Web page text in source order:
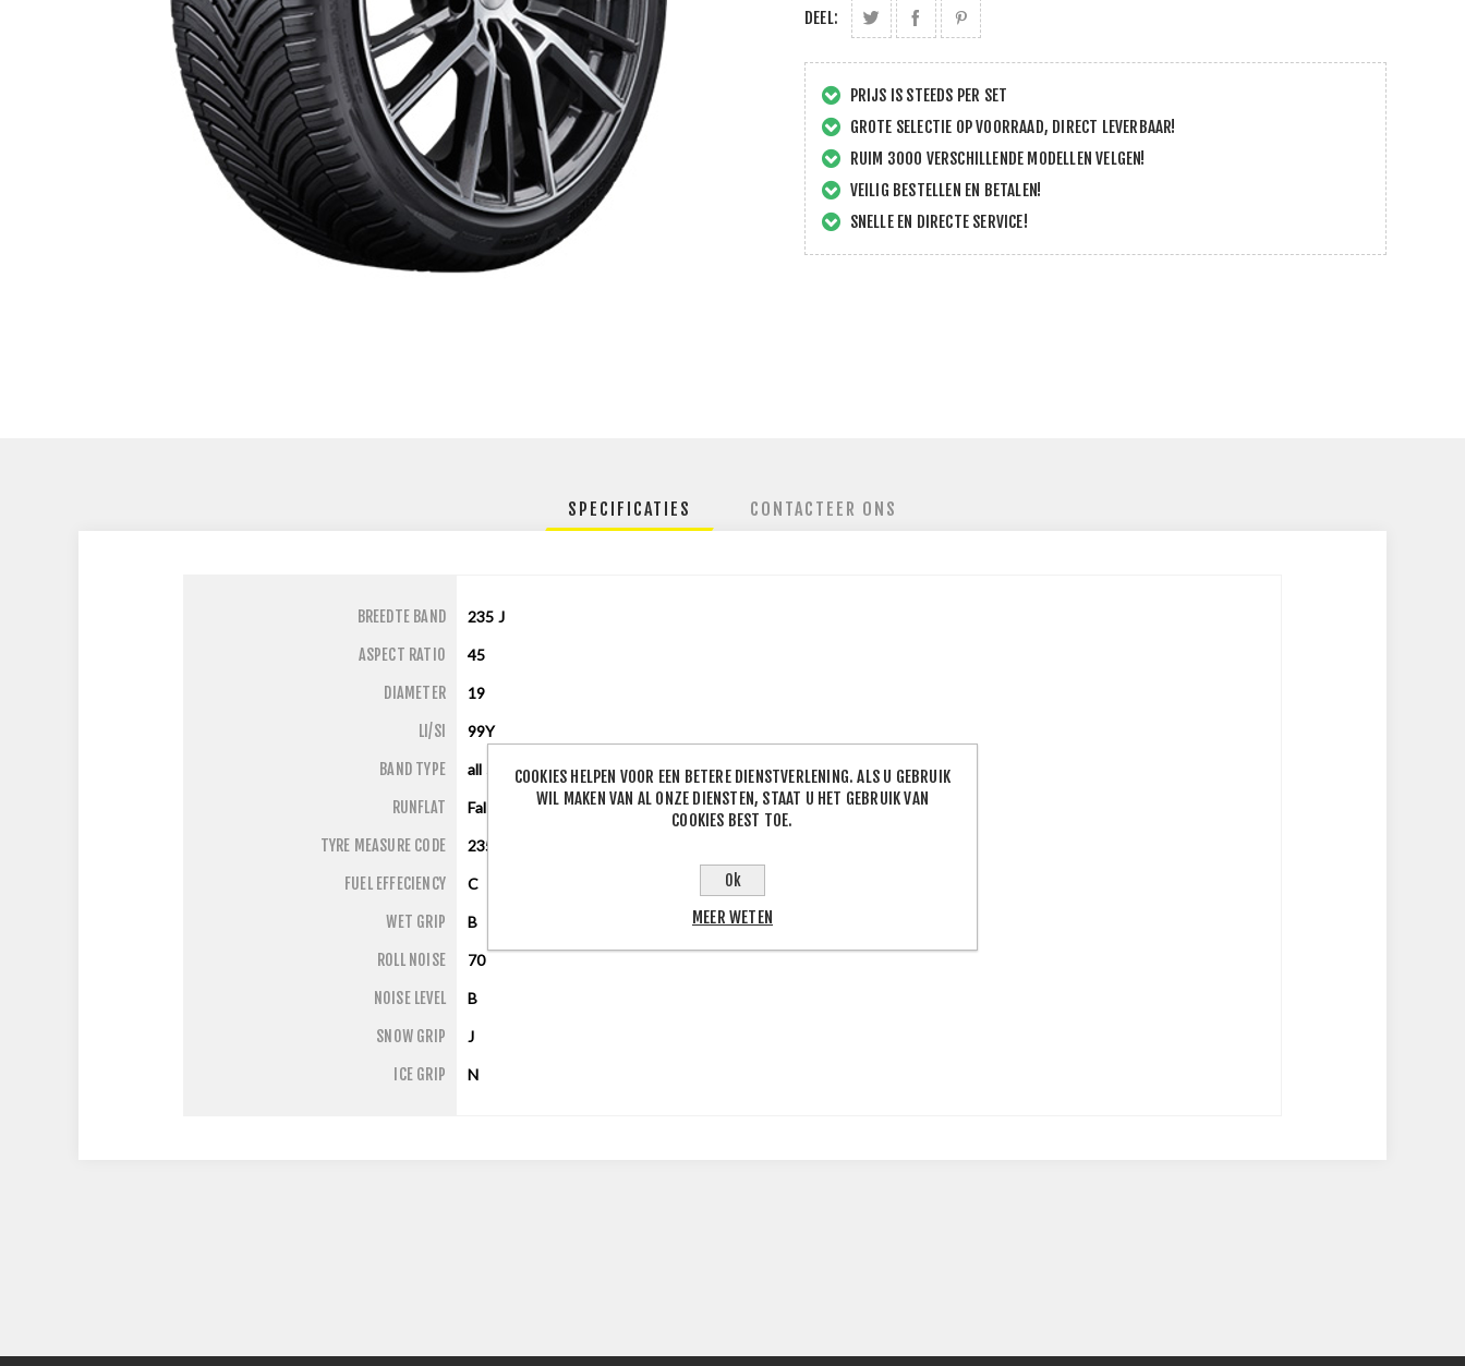
DEEL:
PRIJS IS STEEDS PER SET
GROTE SELECTIE OP VOORRAAD, DIRECT LEVERBAAR!
RUIM 3000 VERSCHILLENDE MODELLEN VELGEN!
VEILIG BESTELLEN EN BETALEN!
SNELLE EN DIRECTE SERVICE!
SPECIFICATIES CONTACTEER ONS
BREEDTE BAND 235 J
ASPECT RATIO 45
DIAMETER 19
LI/SI 99Y
BAND TYPE all season
RUNFLAT False
TYRE MEASURE CODE 2354519
FUEL EFFECIENCY C
WET GRIP B
ROLL NOISE 70
NOISE LEVEL B
SNOW GRIP J
ICE GRIP N
COOKIES HELPEN VOOR EEN BETERE DIENSTVERLENING. ALS U GEBRUIK
WIL MAKEN VAN AL ONZE DIENSTEN, STAAT U HET GEBRUIK VAN
COOKIES BEST TOE.
Ok
MEER WETEN